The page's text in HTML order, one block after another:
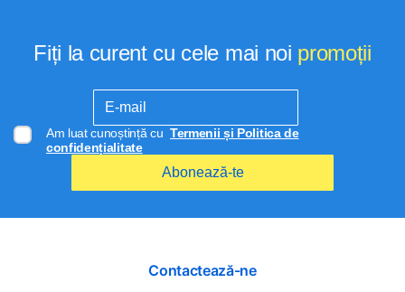
Fiți la curent cu cele mai noi promoții
Am luat cunoștință cu Termenii și Politica de
confidențialitate
Abonează-te
Contactează-ne